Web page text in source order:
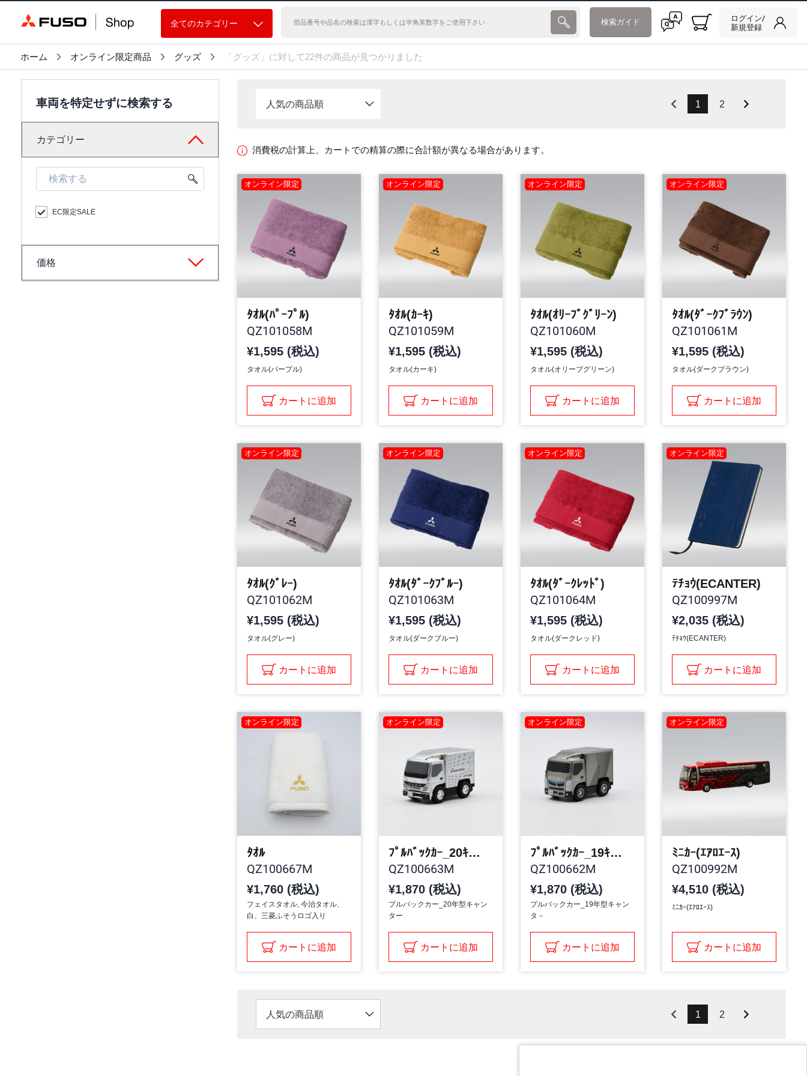
全てのカテゴリー 検索ガイド
ログイン/
新規登録
ホーム オンライン限定商品 グッズ 「グッズ」に対して22件の商品が見つかりました
車両を特定せずに検索する
カテゴリー
EC限定SALE
価格
人気の商品順 1 2
消費税の計算上、カートでの精算の際に合計額が異なる場合があります。
オンライン限定
ﾀｵﾙ(ﾊﾟｰﾌﾟﾙ)
QZ101058M
¥1,595 (税込)
タオル(パープル)
カートに追加
オンライン限定
ﾀｵﾙ(ｶｰｷ)
QZ101059M
¥1,595 (税込)
タオル(カーキ)
カートに追加
オンライン限定
ﾀｵﾙ(ｵﾘｰﾌﾞｸﾞﾘｰﾝ)
QZ101060M
¥1,595 (税込)
タオル(オリーブグリーン)
カートに追加
オンライン限定
ﾀｵﾙ(ﾀﾞｰｸﾌﾞﾗｳﾝ)
QZ101061M
¥1,595 (税込)
タオル(ダークブラウン)
カートに追加
オンライン限定
ﾀｵﾙ(ｸﾞﾚｰ)
QZ101062M
¥1,595 (税込)
タオル(グレー)
カートに追加
オンライン限定
ﾀｵﾙ(ﾀﾞｰｸﾌﾞﾙｰ)
QZ101063M
¥1,595 (税込)
タオル(ダークブルー)
カートに追加
オンライン限定
ﾀｵﾙ(ﾀﾞｰｸﾚｯﾄﾞ)
QZ101064M
¥1,595 (税込)
タオル(ダークレッド)
カートに追加
オンライン限定
ﾃﾁｮｳ(ECANTER)
QZ100997M
¥2,035 (税込)
ﾃﾁｮｳ(ECANTER)
カートに追加
オンライン限定
ﾀｵﾙ
QZ100667M
¥1,760 (税込)
フェイスタオル, 今治タオル、
白、三菱ふそうロゴ入り
カートに追加
オンライン限定
ﾌﾟﾙﾊﾞｯｸｶｰ_20ｷｬﾝﾀｰ
QZ100663M
¥1,870 (税込)
プルバックカー_20年型キャン
ター
カートに追加
オンライン限定
ﾌﾟﾙﾊﾞｯｸｶｰ_19ｷｬﾝﾀ-
QZ100662M
¥1,870 (税込)
プルバックカー_19年型キャン
タ－
カートに追加
オンライン限定
ﾐﾆｶｰ(ｴｱﾛｴｰｽ)
QZ100992M
¥4,510 (税込)
ﾐﾆｶｰ(ｴｱﾛｴｰｽ)
カートに追加
人気の商品順 1 2